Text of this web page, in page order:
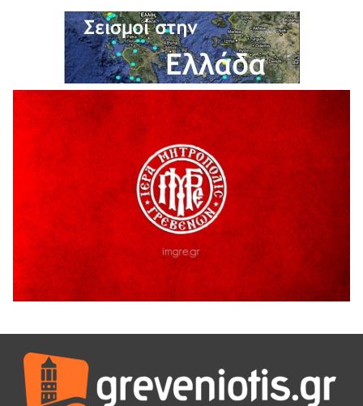
5 Αυγούστου 2026
Ο ΑΝΔΡΕΑΣ ΑΣΛΑΝΙΔΗΣ ΣΥΝΕΧΙΖΕΙ ΣΤΟΝ ΠΡΩΤΕΑ
ΓΡΕΒΕΝΩΝ
5 Αυγούστου 2026
Ευχαριστήριο Εκπολιτιστικού Συλλόγου Ταξιάρχη προς κ.
Παρασχάκη Αθανάσιο
Διακοπή υδροδότησης του Α΄ κλάδου ύδρευσης
5 Αυγούστου 2026
Η Marseaux στα Γρεβενά για μια μοναδική συναυλία
Θερινό Σινεμά στο πλαίσιο του «Πολιτιστικού
Καλοκαιριού 2026» με την βραβευμένη ταινία «Μικρές
Ανάσες».
Γρεβενά: Συνελήφθη 18χρονος αλλοδαπός, για κλοπή
εξοπλισμού γυμναστηρίου
5 Αυγούστου 2026
ΑΗ ΛΑΟΣ | 5 Αυγούστου | Υπαίθριο Θέατρο “Καστράκι”,